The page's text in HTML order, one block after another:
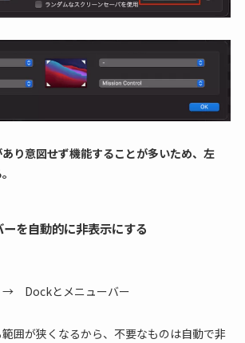
り意図せず機能することが多いため、左
を自動的に非表示にする
Dockとメニューバー
囲が狭くなるから、不要なものは自動で非